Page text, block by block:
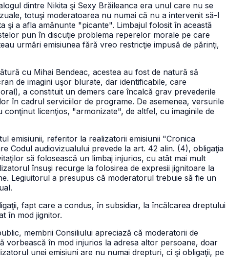
dintre Nikita şi Sexy Brăileanca era unul care nu se
totuşi moderatoarea nu numai că nu a intervenit să-l
a afla amănunte "picante". Limbajul folosit în această
pun în discuţie problema reperelor morale pe care
urmări emisiunea fără vreo restricţie impusă de părinţi,
cu Mihai Bendeac, acestea au fost de natură să
de imagini uşor blurate, dar identificabile, care
a constituit un demers care încalcă grav prevederile
în cadrul serviciilor de programe. De asemenea, versurile
licenţios, "armonizate", de altfel, cu imaginile de
emisiunii, referitor la realizatorii emisiunii "Cronica
Codul audiovizualului prevede la art. 42 alin. (4), obligaţia
să folosească un limbaj injurios, cu atât mai mult
însuşi recurge la folosirea de expresii jignitoare la
Legiuitorul a presupus că moderatorul trebuie să fie un
fapt care a condus, în subsidiar, la încălcarea dreptului
în mod jignitor.
membrii Consiliului apreciază că moderatorii de
vorbească în mod injurios la adresa altor persoane, doar
unei emisiuni are nu numai drepturi, ci şi obligaţii, pe